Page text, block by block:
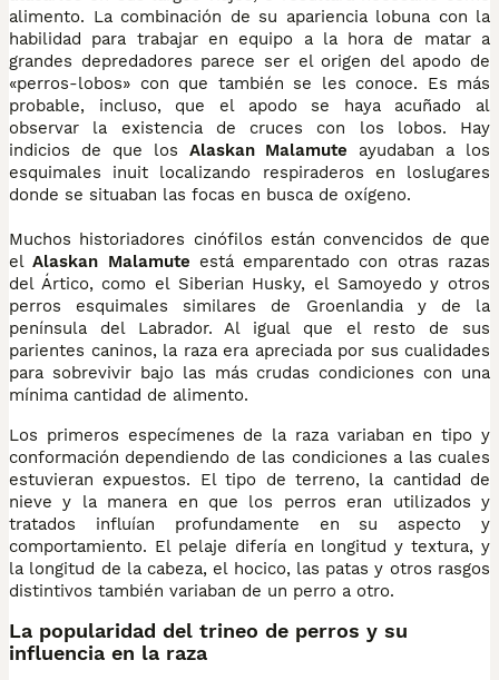
alimento. La combinación de su apariencia lobuna con la
habilidad para trabajar en equipo a la hora de matar a
grandes depredadores parece ser el origen del apodo de
«perros-lobos» con que también se les conoce. Es más
probable, incluso, que el apodo se haya acuñado al
observar la existencia de cruces con los lobos. Hay
indicios de que los Alaskan Malamute ayudaban a los
esquimales inuit localizando respiraderos en loslugares
donde se situaban las focas en busca de oxígeno.
Muchos historiadores cinófilos están convencidos de que
elAlaskan Malamute está emparentado con otras razas
del Ártico, como el Siberian Husky, el Samoyedo y otros
perros esquimales similares de Groenlandia y de la
península del Labrador. Al igual que el resto de sus
parientes caninos, la raza era apreciada por sus cualidades
para sobrevivir bajo las más crudas condiciones con una
mínima cantidad de alimento.
Los primeros especímenes de la raza variaban en tipo y
conformación dependiendo de las condiciones a las cuales
estuvieran expuestos. El tipo de terreno, la cantidad de
nieve y la manera en que los perros eran utilizados y
tratados influían profundamente en su aspecto y
comportamiento. El pelaje difería en longitud y textura, y
la longitud de la cabeza, el hocico, las patas y otros rasgos
distintivos también variaban de un perro a otro.
La popularidad del trineo de perros y su
influencia en la raza